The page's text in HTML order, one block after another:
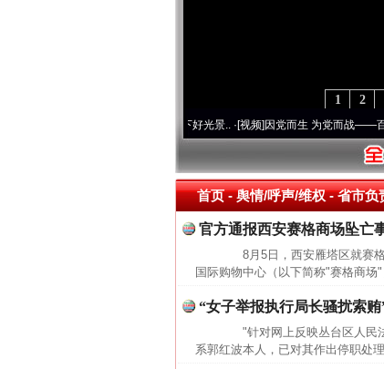
2
1
使命 奋进复兴征程丨宝塔山下好光景..·[视频]因党而生 为党而战——百年“纪
首页- 舆情/呼声/维权 -省市负
官方通报西安赛格商场坠亡
8月5日，西安雁塔区就赛
国际购物中心（以下简称"赛格商
“女子举报执行局长骚扰索
"针对网上反映丛台区人民法
系郭红波本人，已对其作出停职